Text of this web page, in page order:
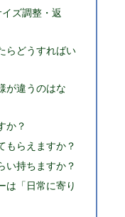
ズ調整・返
らどうすればい
が違うのはな
か？
もらえますか？
い持ちますか？
は「日常に寄り